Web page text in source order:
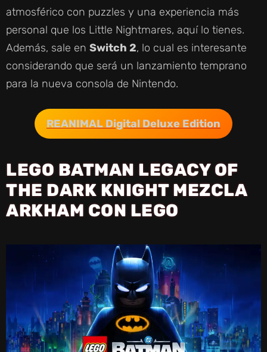
atmosférico con puzzles y una experiencia más
personal que los Little Nightmares, aquí lo tienes.
Además, sale en Switch 2, lo cual es interesante
considerando que será un lanzamiento temprano
para la nueva consola de Nintendo.
REANIMAL Digital Deluxe Edition
LEGO BATMAN LEGACY OF
THE DARK KNIGHT MEZCLA
ARKHAM CON LEGO